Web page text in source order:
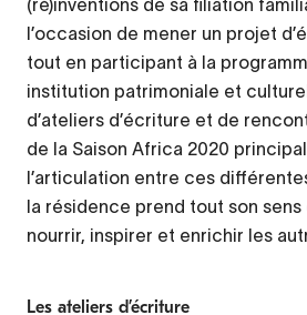
(ré)inventions de sa filiation
l’occasion de mener un projet
tout en participant à la
institution patrimoniale et
d’ateliers d’écriture et de
de la Saison Africa 2020
l’articulation entre ces
la résidence prend tout son
nourrir, inspirer et enrichir les
Les ateliers d’écriture